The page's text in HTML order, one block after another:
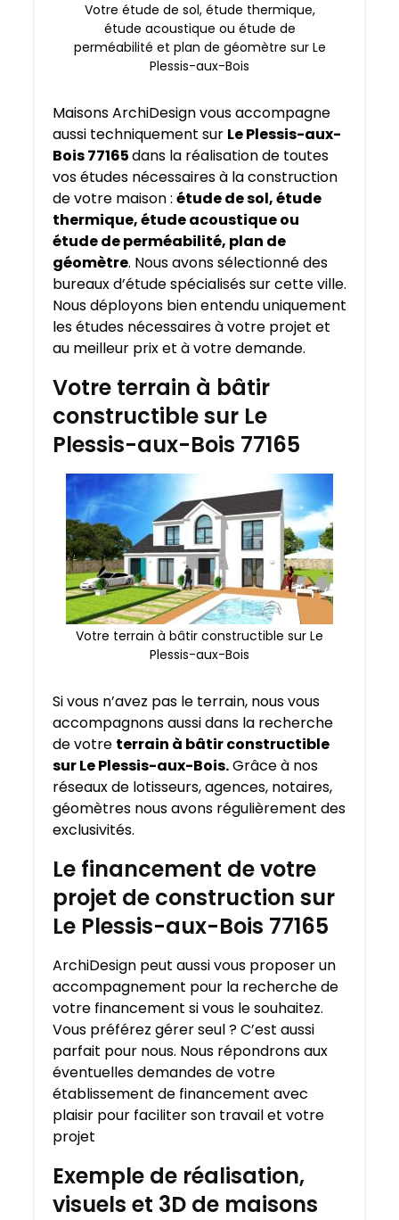
Votre étude de sol, étude thermique,
étude acoustique ou étude de
perméabilité et plan de géomètre sur Le
Plessis-aux-Bois
Maisons ArchiDesign vous accompagne
aussi techniquement sur Le Plessis-aux-
Bois 77165dans la réalisation de toutes
vos études nécessaires à la construction
de votre maison : étude de sol, étude
thermique, étude acoustique ou
étude de perméabilité, plan de
géomètre. Nous avons sélectionné des
bureaux d’étude spécialisés sur cette ville.
Nous déployons bien entendu uniquement
les études nécessaires à votre projet et
au meilleur prix et à votre demande.
Votre terrain à bâtir
constructible sur Le
Plessis-aux-Bois 77165
Votre terrain à bâtir constructible sur Le
Plessis-aux-Bois
Si vous n’avez pas le terrain, nous vous
accompagnons aussi dans la recherche
de votre terrain à bâtir constructible
sur Le Plessis-aux-Bois.Grâce à nos
réseaux de lotisseurs, agences, notaires,
géomètres nous avons régulièrement des
exclusivités.
Le financement de votre
projet de construction sur
Le Plessis-aux-Bois 77165
ArchiDesign peut aussi vous proposer un
accompagnement pour la recherche de
votre financement si vous le souhaitez.
Vous préférez gérer seul ? C’est aussi
parfait pour nous. Nous répondrons aux
éventuelles demandes de votre
établissement de financement avec
plaisir pour faciliter son travail et votre
projet
Exemple de réalisation,
visuels et 3D de maisons